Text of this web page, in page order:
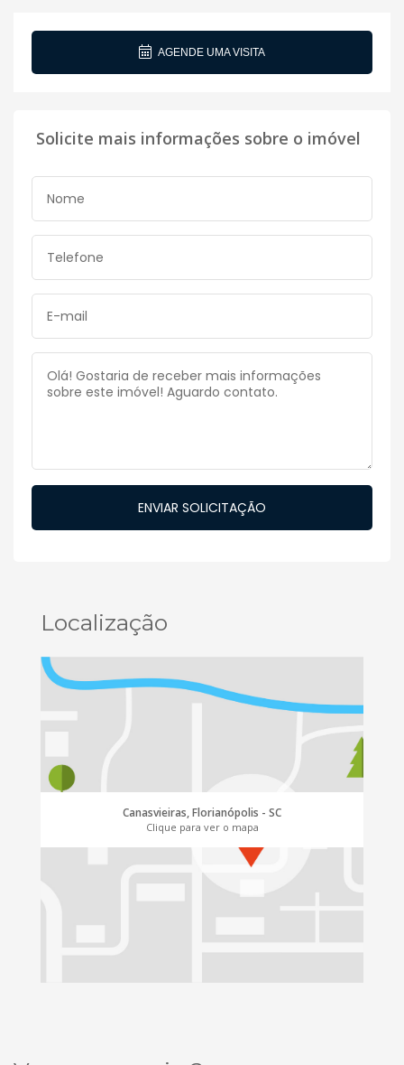
AGENDE UMA VISITA
Solicite mais informações sobre o imóvel
Localização
Canasvieiras, Florianópolis - SC
Clique para ver o mapa